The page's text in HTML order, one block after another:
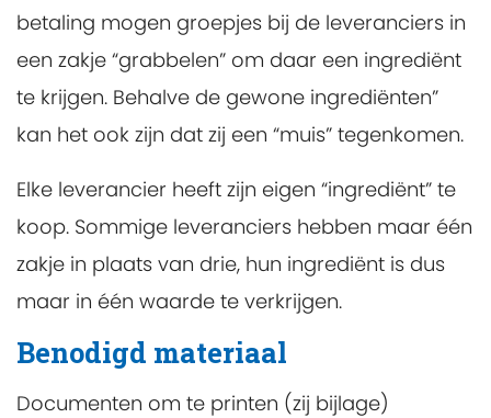
betaling mogen groepjes bij de leveranciers in
een zakje “grabbelen” om daar een ingrediënt
te krijgen. Behalve de gewone ingrediënten”
kan het ook zijn dat zij een “muis” tegenkomen.
Elke leverancier heeft zijn eigen “ingrediënt” te
koop. Sommige leveranciers hebben maar één
zakje in plaats van drie, hun ingrediënt is dus
maar in één waarde te verkrijgen.
Benodigd materiaal
Documenten om te printen (zij bijlage)